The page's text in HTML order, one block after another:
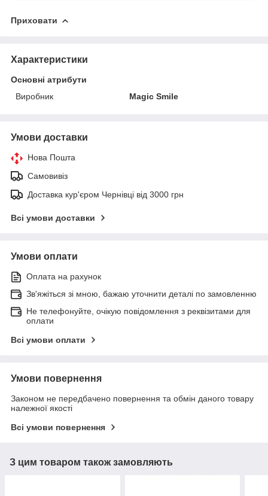
Приховати
Характеристики
Основні атрибути
Виробник
Magic Smile
Умови доставки
Нова Пошта
Самовивіз
Доставка кур'єром Чернівці від 3000 грн
Всі умови доставки
Умови оплати
Оплата на рахунок
Зв'яжіться зі мною, бажаю уточнити деталі по замовленню
Не телефонуйте, очікую повідомлення з реквізитами для
оплати
Всі умови оплати
Умови повернення
Законом не передбачено повернення та обмін даного товару
належної якості
Всі умови повернення
З цим товаром також замовляють